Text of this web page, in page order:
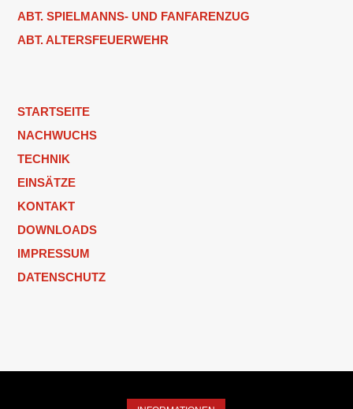
ABT. SPIELMANNS- UND FANFARENZUG
ABT. ALTERSFEUERWEHR
STARTSEITE
NACHWUCHS
TECHNIK
EINSÄTZE
KONTAKT
DOWNLOADS
IMPRESSUM
DATENSCHUTZ